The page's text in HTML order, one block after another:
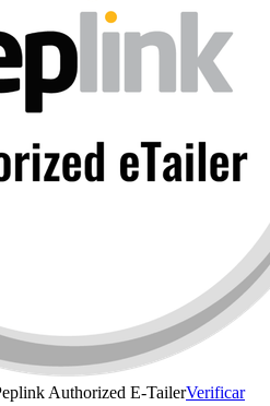
Authorized E-TailerVerificar